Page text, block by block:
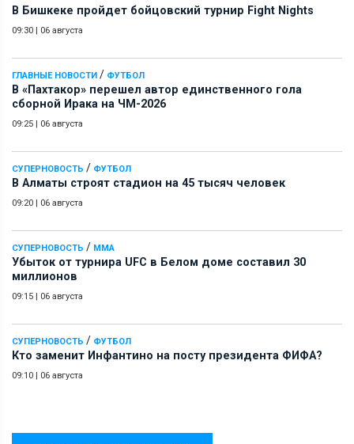
В Бишкеке пройдет бойцовский турнир Fight Nights
09:30 | 06 августа
ГЛАВНЫЕ НОВОСТИ / ФУТБОЛ
В «Пахтакор» перешел автор единственного гола
сборной Ирака на ЧМ-2026
09:25 | 06 августа
СУПЕРНОВОСТЬ / ФУТБОЛ
В Алматы строят стадион на 45 тысяч человек
09:20 | 06 августа
СУПЕРНОВОСТЬ / ММА
Убыток от турнира UFC в Белом доме составил 30
миллионов
09:15 | 06 августа
СУПЕРНОВОСТЬ / ФУТБОЛ
Кто заменит Инфантино на посту президента ФИФА?
09:10 | 06 августа